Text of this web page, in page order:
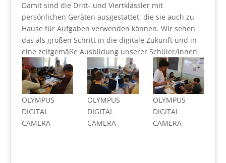
Damit sind die Dritt- und Viertklässler mit
persönlichen Geräten ausgestattet, die sie auch zu
Hause für Aufgaben verwenden können. Wir sehen
das als großen Schritt in die digitale Zukunft und in
eine zeitgemäße Ausbildung unserer Schüler/innen.
OLYMPUS
DIGITAL
CAMERA
OLYMPUS
DIGITAL
CAMERA
OLYMPUS
DIGITAL
CAMERA